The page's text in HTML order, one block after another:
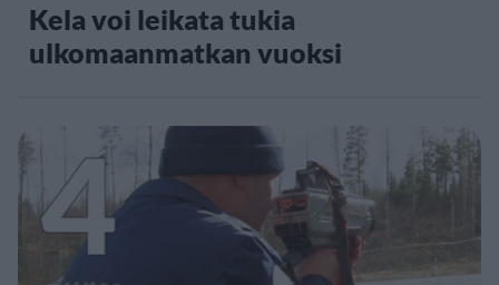
Kela voi leikata tukia
ulkomaanmatkan vuoksi
4